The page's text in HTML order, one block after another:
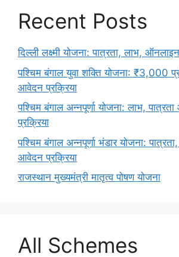
Recent Posts
दिल्ली लक्ष्मी योजना: पात्रता, लाभ,
पश्चिम बंगाल युवा शक्ति योजना: ₹3,000
आवेदन प्रक्रिया
पश्चिम बंगाल अन्नपूर्णा योजना: लाभ,
प्रक्रिया
पश्चिम बंगाल अन्नपूर्णा भंडार योजना:
आवेदन प्रक्रिया
राजस्थान मुख्यमंत्री मातृत्व पोषण योजना
All Schemes